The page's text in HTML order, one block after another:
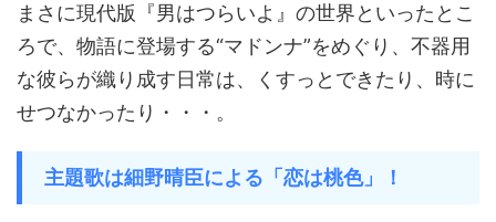
まさに現代版『男はつらいよ』の世界といったとこ
ろで、物語に登場する“マドンナ”をめぐり、不器用
な彼らが織り成す日常は、くすっとできたり、時に
せつなかったり・・・。
主題歌は細野晴臣による「恋は桃色」！